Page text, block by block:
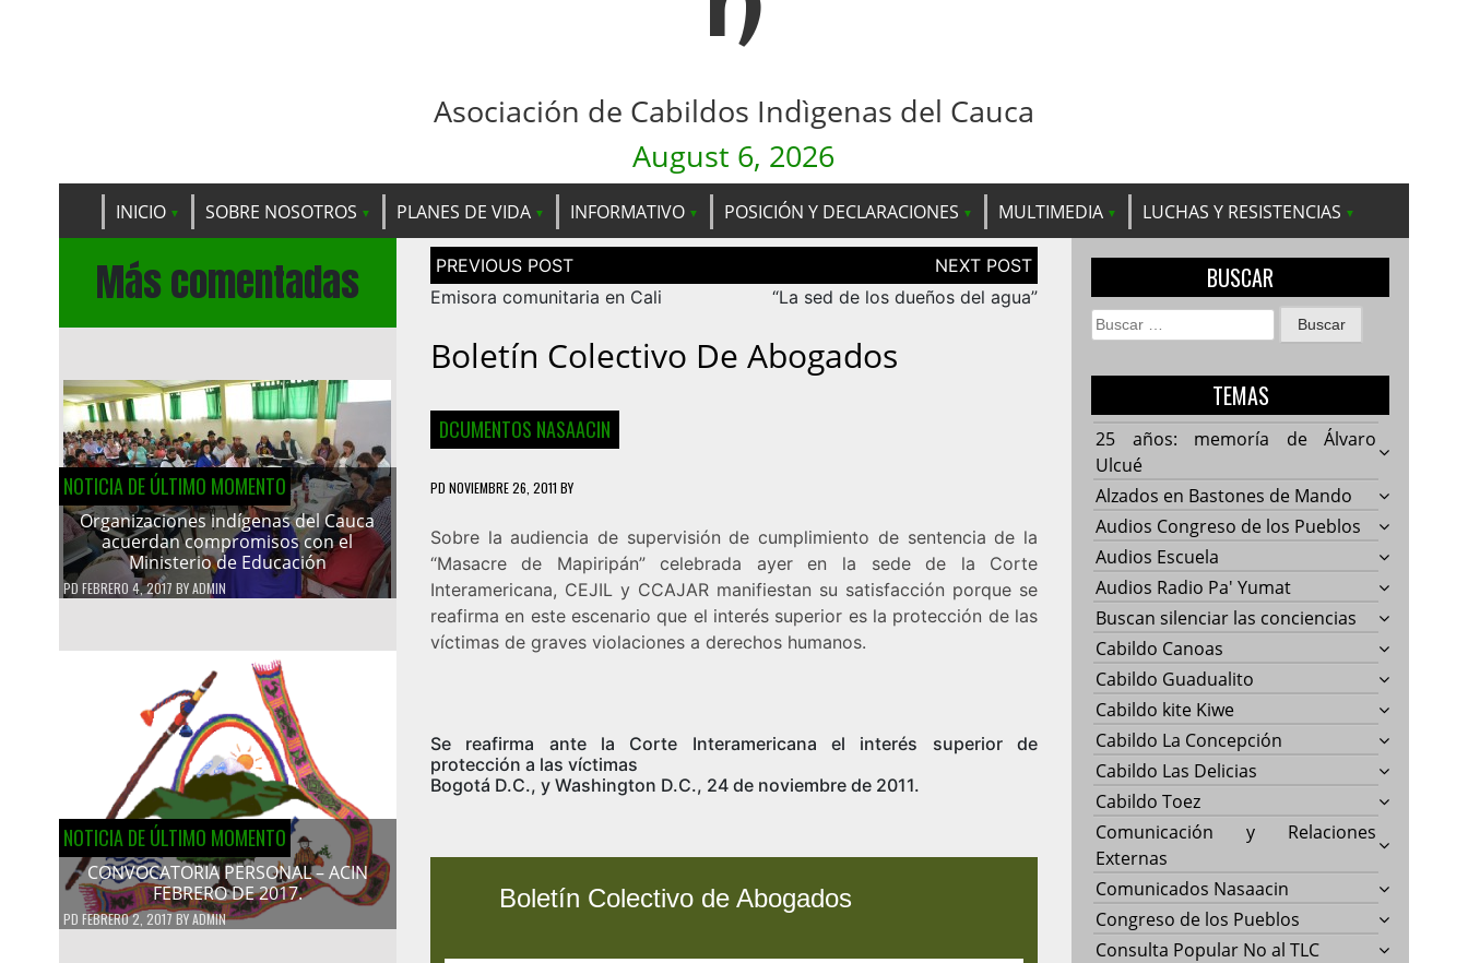
Asociación de Cabildos Indìgenas del Cauca
August 6, 2026
INICIO SOBRE NOSOTROS PLANES DE VIDA INFORMATIVO POSICIÓN Y DECLARACIONES MULTIMEDIA LUCHAS Y RESISTENCIAS
Más comentadas
NOTICIA DE ÚLTIMO MOMENTO
Organizaciones indígenas del Cauca
acuerdan compromisos con el
Ministerio de Educación
PD FEBRERO 4, 2017 BYADMIN
NOTICIA DE ÚLTIMO MOMENTO
CONVOCATORIA PERSONAL – ACIN
FEBRERO DE 2017.
PD FEBRERO 2, 2017BYADMIN
Navegación
de
entradas
Emisora comunitaria en Cali “La sed de los dueños del agua”
Boletín Colectivo De Abogados
DCUMENTOS NASAACIN
PD NOVIEMBRE 26, 2011 BY
Sobre la audiencia de supervisión de cumplimiento de sentencia de la
“Masacre de Mapiripán” celebrada ayer en la sede de la Corte
Interamericana, CEJIL y CCAJAR manifiestan su satisfacción porque se
reafirma en este escenario que el interés superior es la protección de las
víctimas de graves violaciones a derechos humanos.
Se reafirma ante la Corte Interamericana el interés superior de
protección a las víctimas
Bogotá D.C., y Washington D.C., 24 de noviembre de 2011.
Boletín Colectivo de Abogados
BUSCAR
Buscar:
TEMAS
25 años: memoría de Álvaro
Ulcué
Alzados en Bastones de Mando
Audios Congreso de los Pueblos
Audios Escuela
Audios Radio Pa' Yumat
Buscan silenciar las conciencias
Cabildo Canoas
Cabildo Guadualito
Cabildo kite Kiwe
Cabildo La Concepción
Cabildo Las Delicias
Cabildo Toez
Comunicación y Relaciones
Externas
Comunicados Nasaacin
Congreso de los Pueblos
Consulta Popular No al TLC